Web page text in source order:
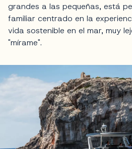
grandes a las pequeñas, está
familiar centrado en la
vida sostenible en el mar, muy
"mírame".